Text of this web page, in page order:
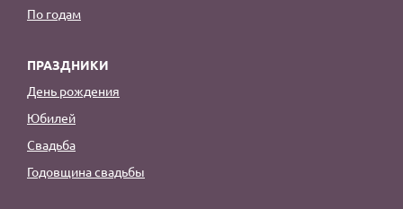
По годам
ПРАЗДНИКИ
День рождения
Юбилей
Свадьба
Годовщина свадьбы